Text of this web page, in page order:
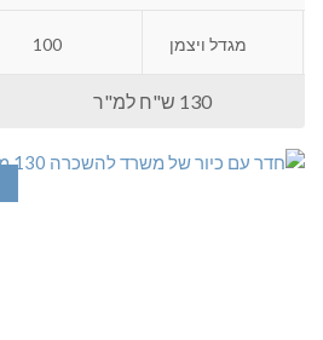
מגדל ויצמן 100
130 ש"ח למ"ר